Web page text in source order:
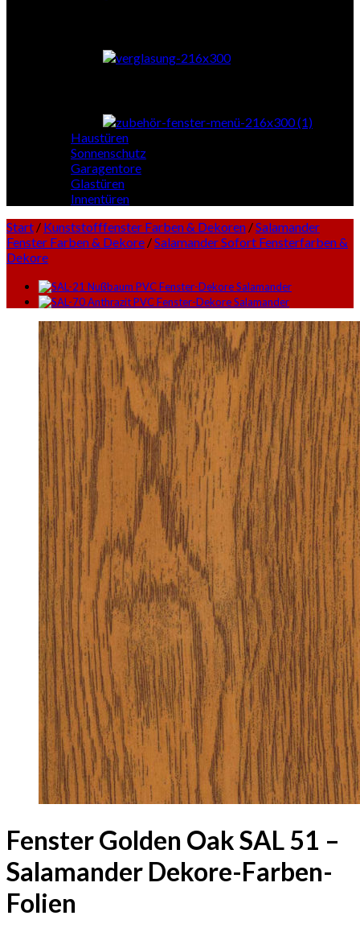
Haustüren
Sonnenschutz
Garagentore
Glastüren
Innentüren
Start / Kunststofffenster Farben & Dekoren /Salamander
Fenster Farben & Dekore /Salamander Sofort Fensterfarben &
Dekore
Fenster Golden Oak SAL 51 –
Salamander Dekore-Farben-
Folien